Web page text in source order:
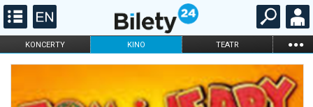
KONCERTY KINO TEATR ...
FILHARMONIA OPERA I BALET
KARNETY